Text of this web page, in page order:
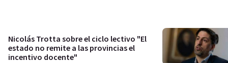
Nicolás Trotta sobre el ciclo lectivo "El
estado no remite a las provincias el
incentivo docente"